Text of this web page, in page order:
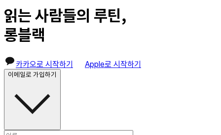
읽는 사람들의 루틴,
롱블랙
카카오로 시작하기 Apple로 시작하기
이메일로 가입하기